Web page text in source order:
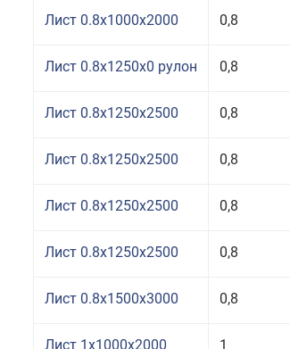
Лист 0.8x1000x2000 0,8
Лист 0.8x1250x0 рулон 0,8
Лист 0.8x1250x2500 0,8
Лист 0.8x1250x2500 0,8
Лист 0.8x1250x2500 0,8
Лист 0.8x1250x2500 0,8
Лист 0.8x1500x3000 0,8
Лист 1x1000x2000 1